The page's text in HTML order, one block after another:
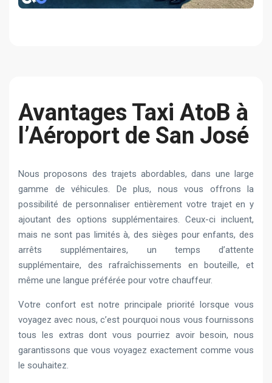
Avantages Taxi AtoB à
l’Aéroport de San José
Nous proposons des trajets abordables, dans une large
gamme de véhicules. De plus, nous vous offrons la
possibilité de personnaliser entièrement votre trajet en y
ajoutant des options supplémentaires. Ceux-ci incluent,
mais ne sont pas limités à, des sièges pour enfants, des
arrêts supplémentaires, un temps d’attente
supplémentaire, des rafraîchissements en bouteille, et
même une langue préférée pour votre chauffeur.
Votre confort est notre principale priorité lorsque vous
voyagez avec nous, c’est pourquoi nous vous fournissons
tous les extras dont vous pourriez avoir besoin, nous
garantissons que vous voyagez exactement comme vous
le souhaitez.